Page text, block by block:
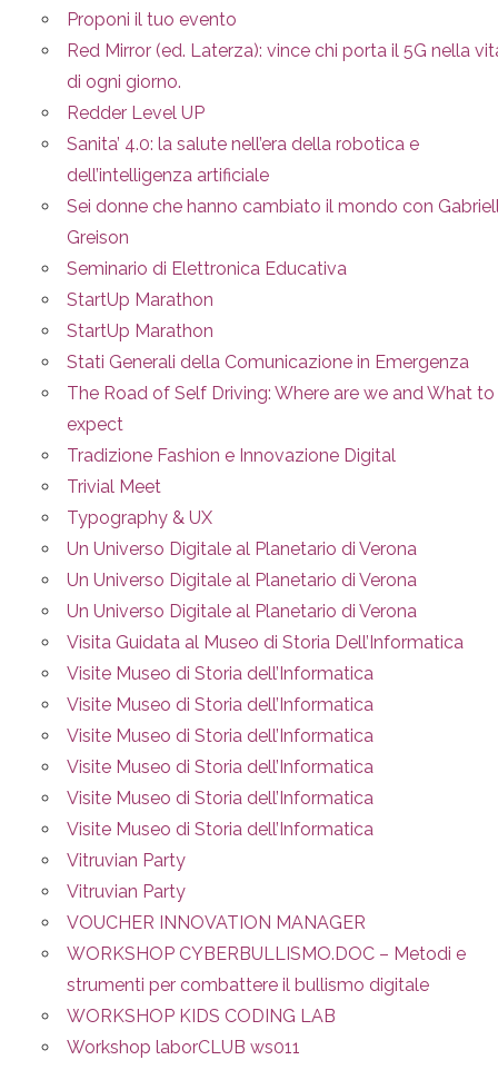
Proponi il tuo evento
Red Mirror (ed. Laterza): vince chi porta il 5G nella
di ogni giorno.
Redder Level UP
Sanita’ 4.0: la salute nell’era della robotica e
dell’intelligenza artificiale
Sei donne che hanno cambiato il mondo con
Greison
Seminario di Elettronica Educativa
StartUp Marathon
StartUp Marathon
Stati Generali della Comunicazione in Emergenza
The Road of Self Driving: Where are we and What to
expect
Tradizione Fashion e Innovazione Digital
Trivial Meet
Typography & UX
Un Universo Digitale al Planetario di Verona
Un Universo Digitale al Planetario di Verona
Un Universo Digitale al Planetario di Verona
Visita Guidata al Museo di Storia Dell’Informatica
Visite Museo di Storia dell’Informatica
Visite Museo di Storia dell’Informatica
Visite Museo di Storia dell’Informatica
Visite Museo di Storia dell’Informatica
Visite Museo di Storia dell’Informatica
Visite Museo di Storia dell’Informatica
Vitruvian Party
Vitruvian Party
VOUCHER INNOVATION MANAGER
WORKSHOP CYBERBULLISMO.DOC – Metodi e
strumenti per combattere il bullismo digitale
WORKSHOP KIDS CODING LAB
Workshop laborCLUB ws011